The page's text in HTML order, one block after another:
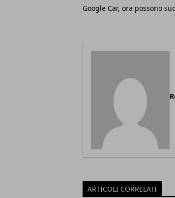
Google Car, ora possono
ARTICOLI CORRELATI